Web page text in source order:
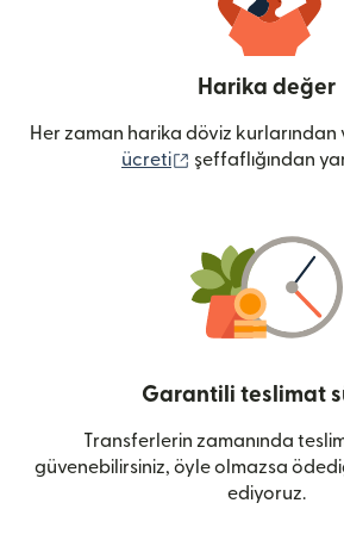
Harika değer
Her zaman harika döviz kurlarından
ücreti
(yeni pencerede
şeffaflığından
Garantili teslimat
Transferlerin zamanında
güvenebilirsiniz, öyle olmazsa
ediyoruz.